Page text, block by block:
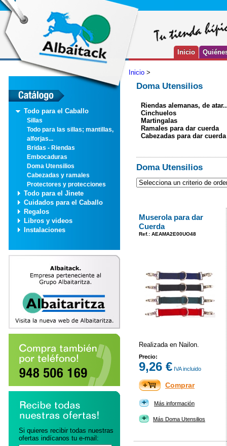
Inicio
Inicio >
Todo para el Caballo
Sillas
Todo para las sillas; mantillas,
alforjas...
Bridas - Riendas
Embocaduras
Doma Utensilios
Cabezadas y ramales
Protectores y protecciones
Todo para el Jinete
Cuidados para el Caballo
Regalos
Libros y videos
Instalaciones
Si quieres recibir todas nuestras
ofertas indícanos tu e-mail:
Doma Utensilios
Riendas alemanas, de
Cinchuelos
Martingalas
Ramales para dar cuerda
Cabezadas para dar cuerda
Doma Utensilios
Muserola para dar
Cuerda
Ref.: AEAMA2E00UO48
Realizada en Nailon.
Precio:
9,26 € IVA incluido
Comprar
Más información
Más Doma Utensilios